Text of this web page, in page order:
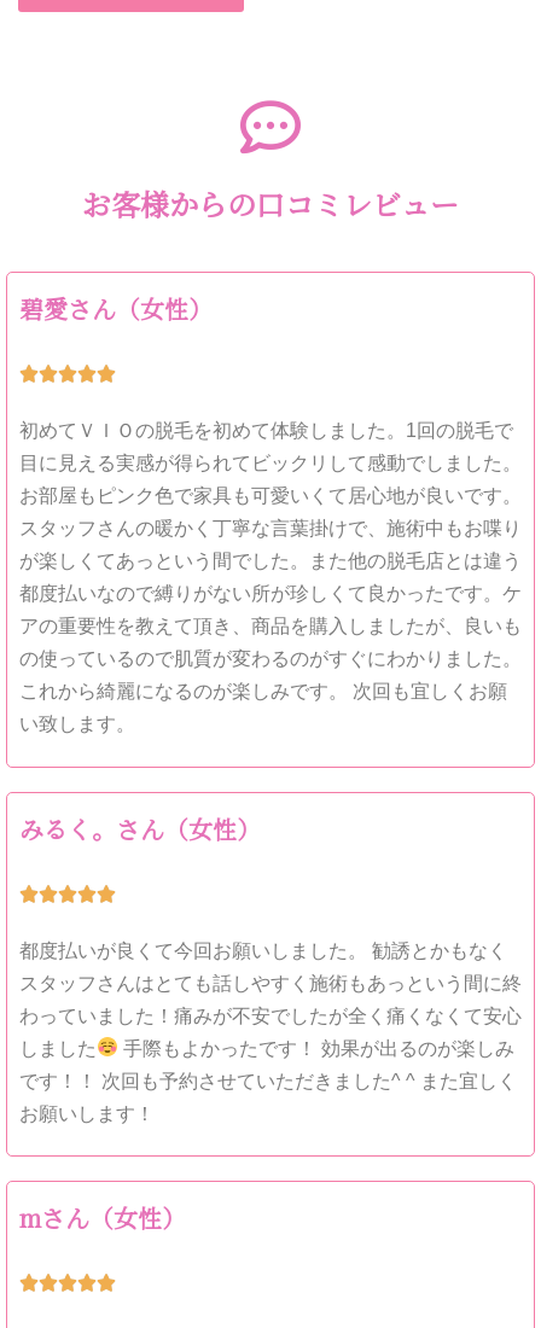
お客様からの口コミレビュー
碧愛さん（女性）

初めてＶＩＯの脱毛を初めて体験しました。1回の脱毛で
目に見える実感が得られてビックリして感動でしました。
お部屋もピンク色で家具も可愛いくて居心地が良いです。
スタッフさんの暖かく丁寧な言葉掛けで、施術中もお喋り
が楽しくてあっという間でした。また他の脱毛店とは違う
都度払いなので縛りがない所が珍しくて良かったです。ケ
アの重要性を教えて頂き、商品を購入しましたが、良いも
の使っているので肌質が変わるのがすぐにわかりました。
これから綺麗になるのが楽しみです。 次回も宜しくお願
い致します。
みるく。さん（女性）

都度払いが良くて今回お願いしました。 勧誘とかもなく
スタッフさんはとても話しやすく施術もあっという間に終
わっていました！痛みが不安でしたが全く痛くなくて安心
しました
手際もよかったです！ 効果が出るのが楽しみ
です！！ 次回も予約させていただきました^ ^ また宜しく
お願いします！
mさん（女性）
